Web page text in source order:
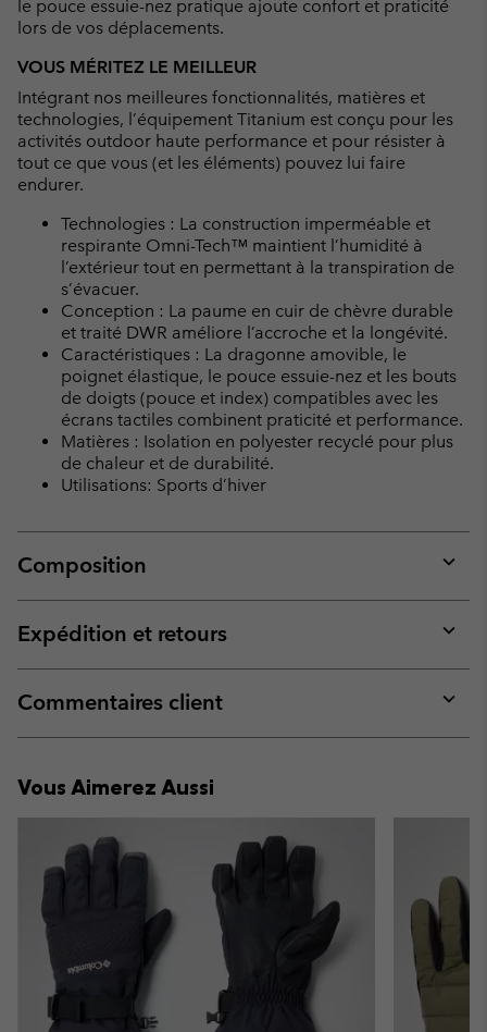
le pouce essuie-nez pratique ajoute confort et praticité
lors de vos déplacements.
VOUS MÉRITEZ LE MEILLEUR
Intégrant nos meilleures fonctionnalités, matières et
technologies, l’équipement Titanium est conçu pour les
activités outdoor haute performance et pour résister à
tout ce que vous (et les éléments) pouvez lui faire
endurer.
Technologies : La construction imperméable et
respirante Omni-Tech™ maintient l’humidité à
l’extérieur tout en permettant à la transpiration de
s’évacuer.
Conception : La paume en cuir de chèvre durable
et traité DWR améliore l’accroche et la longévité.
Caractéristiques : La dragonne amovible, le
poignet élastique, le pouce essuie-nez et les bouts
de doigts (pouce et index) compatibles avec les
écrans tactiles combinent praticité et performance.
Matières : Isolation en polyester recyclé pour plus
de chaleur et de durabilité.
Utilisations: Sports d’hiver
Composition
or
Expédition et retours
or
Commentaires client
or
Vous Aimerez Aussi